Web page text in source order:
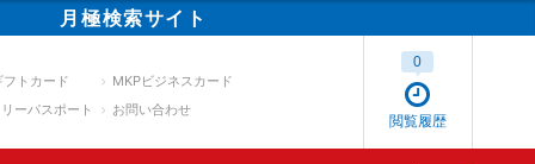
月極検索サイト
フトカード
MKPビジネスカード
ーパスポート
お問い合わせ
閲覧履歴
0